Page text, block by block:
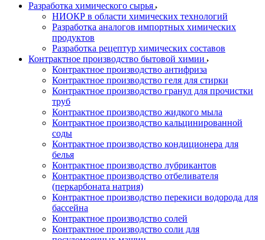
Разработка химического сырья
НИОКР в области химических технологий
Разработка аналогов импортных химических
продуктов
Разработка рецептур химических составов
Контрактное производство бытовой химии
Контрактное производство антифриза
Контрактное производство геля для стирки
Контрактное производство гранул для прочистки
труб
Контрактное производство жидкого мыла
Контрактное производство кальцинированной
соды
Контрактное производство кондиционера для
белья
Контрактное производство лубрикантов
Контрактное производство отбеливателя
(перкарбоната натрия)
Контрактное производство перекиси водорода для
бассейна
Контрактное производство солей
Контрактное производство соли для